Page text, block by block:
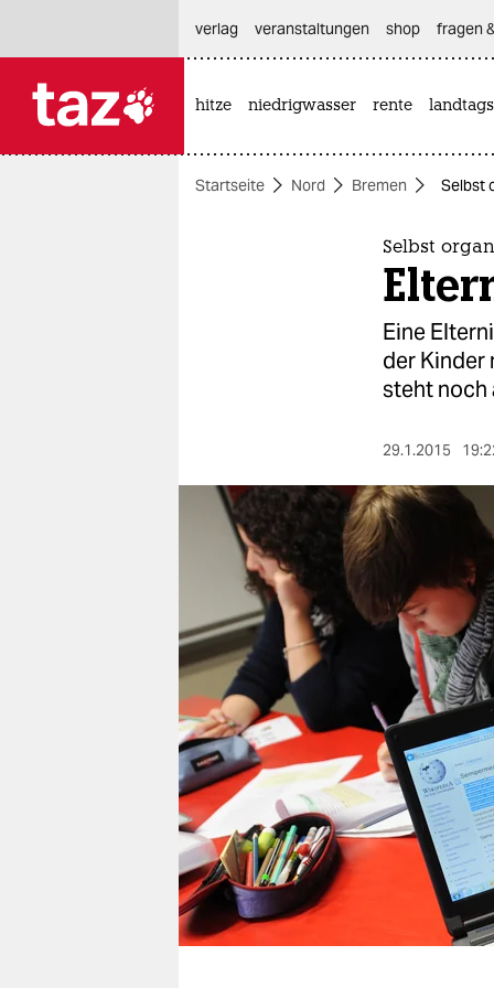
themen
berlin
nord
wahrheit
verlag
verlag
veranstaltungen
shop
fragen & hilfe
unterstützen
abo
genossenschaft
verlag
veranstaltungen shop fragen
hitze niedrigwasser rente
Startseite Nord Bremen Selbst
Selbst
Eine
der Kinder
steht noch
29.1.2015